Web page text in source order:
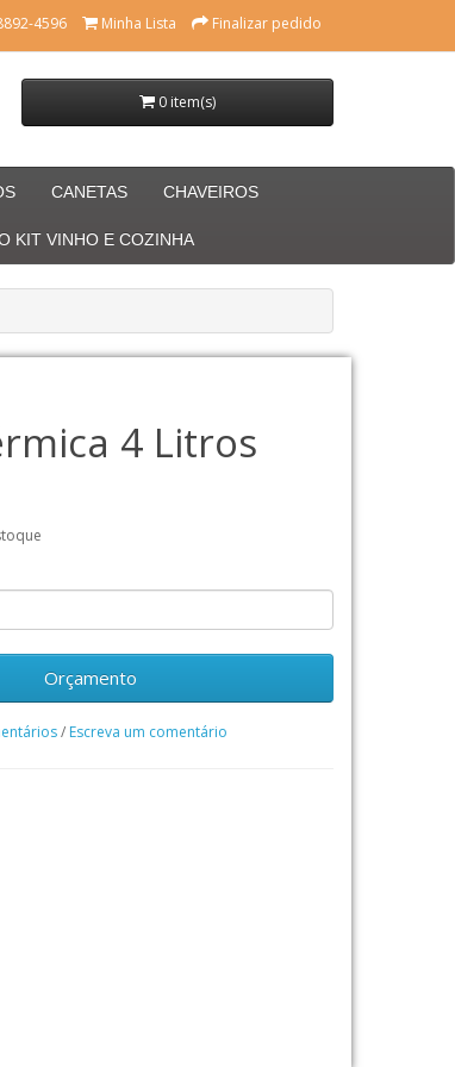
4596 Minha Lista Finalizar pedido
0 item(s)
CANETAS CHAVEIROS
KIT VINHO E COZINHA
4 Litros
Orçamento
/ Escreva um comentário